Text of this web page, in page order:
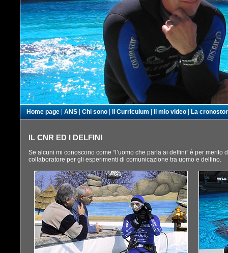
Home page| ANS| Chi sono| Il Curriculum Il mio video| La
IL CNR ED I DELFINI
Se alcuni mi conoscono come “l’uomo che parla ai delfini” è per merito
collaboratore per gli esperimenti di comunicazione tra uomo e delfino.